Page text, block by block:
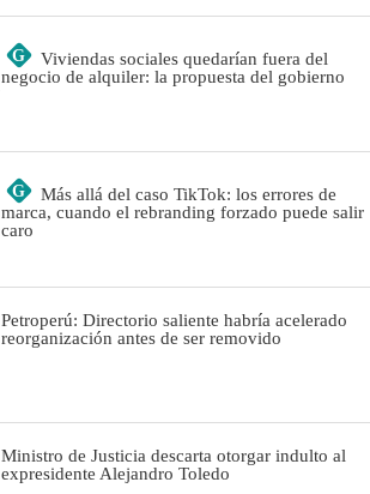
G
Viviendas sociales quedarían fuera del
negocio de alquiler: la propuesta del gobierno
G
Más allá del caso TikTok: los errores de
marca, cuando el rebranding forzado puede salir
caro
Petroperú: Directorio saliente habría acelerado
reorganización antes de ser removido
Ministro de Justicia descarta otorgar indulto al
expresidente Alejandro Toledo